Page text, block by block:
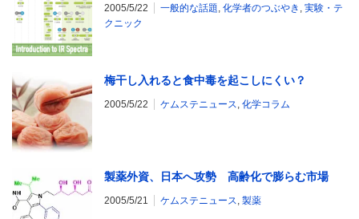
2005/5/22 一般的な話題, 化学者のつぶやき , 実験・テ
クニック
梅干し入れると食中毒を起こしにくい？
2005/5/22 ケムステニュース, 化学コラム
製薬外資、日本へ攻勢 高齢化で膨らむ市場
2005/5/21 ケムステニュース, 製薬